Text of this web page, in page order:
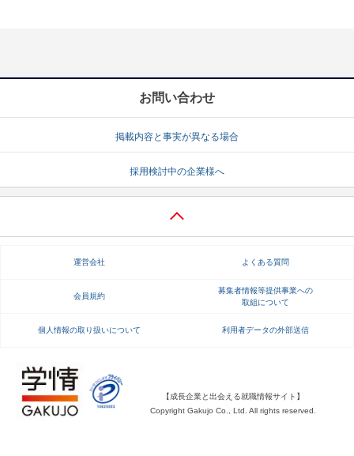
就活ノウハウ・サポート
就活支援
就活ノウハウが満載！ お役立ち記事・相談室など
適職診断 就活チャンネル
お問い合わせ
掲載内容と事実が異なる場合
採用検討中の企業様へ
運営会社 よくある質問
会員規約
募集者情報等提供事業への
取組について
個人情報の取り扱いについて 利用者データの外部送信
【成長企業と出会える就職情報サイト】
Copyright Gakujo Co., Ltd. All rights reserved.